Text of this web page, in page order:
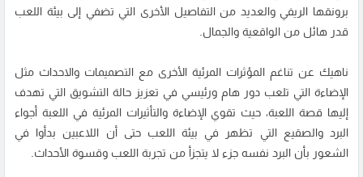
برونقها الريفي والعديد من التفاصيل الأخرى التي تضفي إلى بيئة اللعب
قدر هائل من الواقعية والجمال.
ناهيك عن تناغم المؤثرات المرئية الأخرى مع التصميمات والاحداث مثل
الإضاءة التي تلعب دور هام ورئيسي في تعزيز حالة التشويق التي تهدف
إليها قصة اللعبة، حيث تقوي الإضاءة والتأثيرات المرئية في اللعبة أجواء
البرد والصقيع التي تظهر في بيئة اللعب حتى أن اللاعبين بدأوا في
الشعور بأن البرد نفسه جزء لا يتجزأ من تجربة اللعب وقسوة الأحداث.